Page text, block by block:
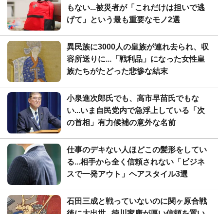
もない...被災者が「これだけは担いで逃
げて」という最も重要なモノ2選
異民族に3000人の皇族が連れ去られ、収
容所送りに...「戦利品」になった女性皇
族たちがたどった悲惨な結末
小泉進次郎氏でも、高市早苗氏でもな
い...いま自民党内で急浮上している「次
の首相」有力候補の意外な名前
仕事のデキない人ほどこの髪形をしてい
る...相手から全く信頼されない「ビジネ
スで一発アウト」ヘアスタイル3選
石田三成と戦っていないのに関ヶ原合戦